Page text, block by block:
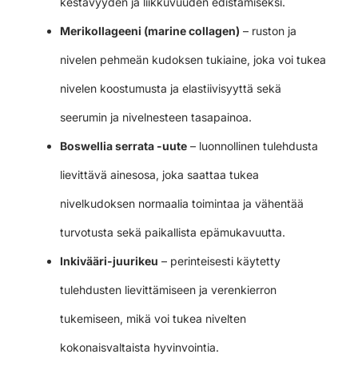
Merikollageeni (marine collagen) – ruston ja
nivelen pehmeän kudoksen tukiaine, joka voi tukea
nivelen koostumusta ja elastiivisyyttä sekä
seerumin ja nivelnesteen tasapainoa.
Boswellia serrata -uute – luonnollinen tulehdusta
lievittävä ainesosa, joka saattaa tukea
nivelkudoksen normaalia toimintaa ja vähentää
turvotusta sekä paikallista epämukavuutta.
Inkivääri-juurikeu – perinteisesti käytetty
tulehdusten lievittämiseen ja verenkierron
tukemiseen, mikä voi tukea nivelten
kokonaisvaltaista hyvinvointia.